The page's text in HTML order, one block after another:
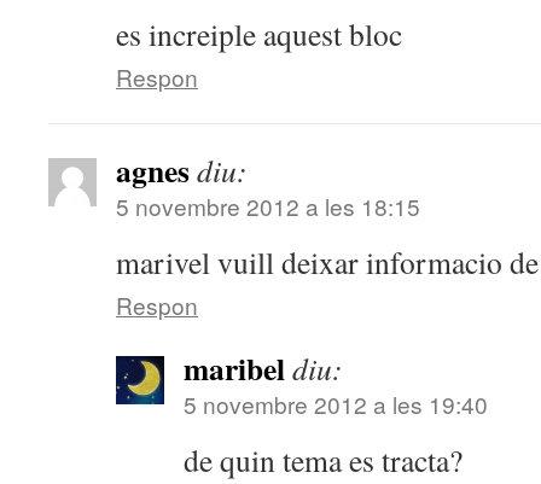
es increiple aquest bloc
Respon
agnesdiu:
5 novembre 2012 a les 18:15
marivel vuill deixar informacio
Respon
maribeldiu:
5 novembre 2012 a les 19:40
de quin tema es tracta?